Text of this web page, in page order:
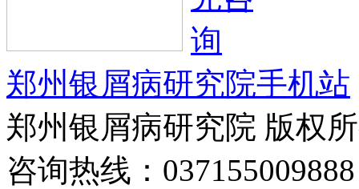
郑州银屑病研究院手机站
郑州银屑病研究院 版权
咨询热线：